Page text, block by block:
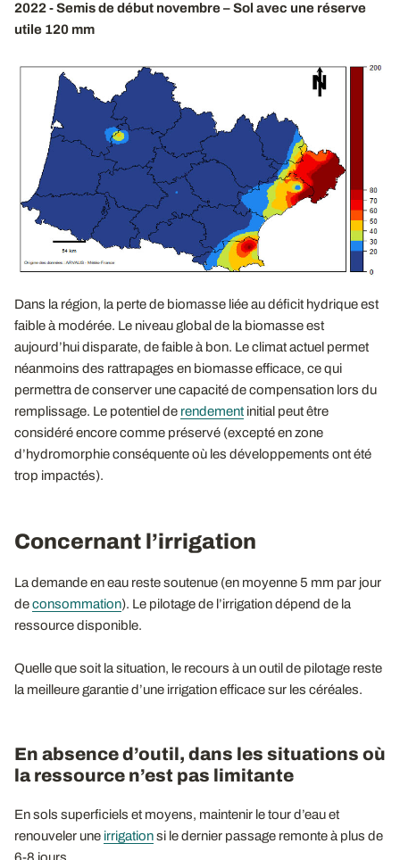
2022 - Semis de début novembre – Sol avec une réserve
utile 120 mm
Dans la région, la perte de biomasse liée au déficit hydrique est
faible à modérée. Le niveau global de la biomasse est
aujourd’hui disparate, de faible à bon. Le climat actuel permet
néanmoins des rattrapages en biomasse efficace, ce qui
permettra de conserver une capacité de compensation lors du
remplissage. Le potentiel de rendement initial peut être
considéré encore comme préservé (excepté en zone
d’hydromorphie conséquente où les développements ont été
trop impactés).
Concernant l’irrigation
La demande en eau reste soutenue (en moyenne 5 mm par jour
deconsommation). Le pilotage de l’irrigation dépend de la
ressource disponible.
Quelle que soit la situation, le recours à un outil de pilotage reste
la meilleure garantie d’une irrigation efficace sur les céréales.
En absence d’outil, dans les situations où
la ressource n’est pas limitante
En sols superficiels et moyens, maintenir le tour d’eau et
renouveler une irrigationsi le dernier passage remonte à plus de